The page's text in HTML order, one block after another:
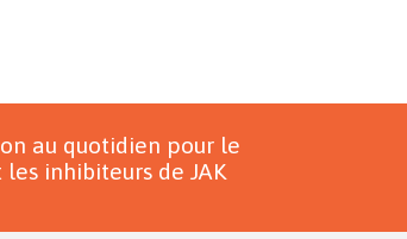
au quotidien pour le
inhibiteurs de JAK